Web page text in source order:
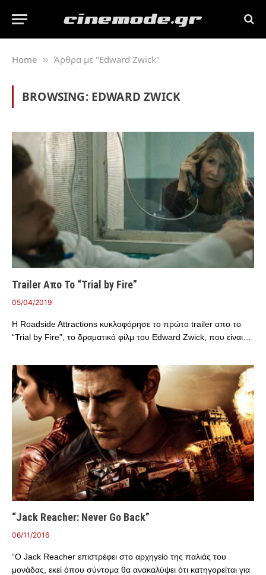
Home » Άρθρα με "Edward Zwick"
BROWSING: EDWARD ZWICK
Trailer Απο Το “Trial by Fire”
05/04/2019
Η Roadside Attractions κυκλοφόρησε το πρώτο trailer απο το
“Trial by Fire”, το δραματικό φίλμ του Edward Zwick, που είναι…
“Jack Reacher: Never Go Back”
06/11/2016
“O Jack Reacher επιστρέφει στο αρχηγείο της παλιάς του
μονάδας, εκεί όπου σύντομα θα ανακαλύψει ότι κατηγορείται για